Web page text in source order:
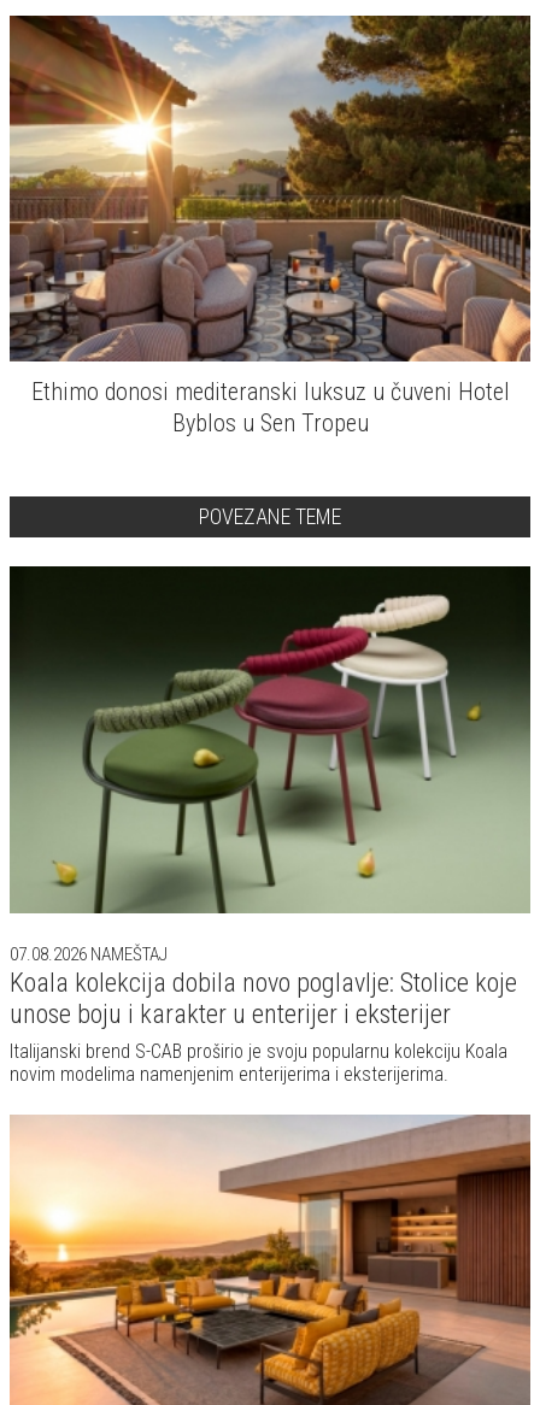
Ethimo donosi mediteranski luksuz u čuveni Hotel
Byblos u Sen Tropeu
POVEZANE TEME
07.08.2026 NAMEŠTAJ
Koala kolekcija dobila novo poglavlje: Stolice koje
unose boju i karakter u enterijer i eksterijer
Italijanski brend S-CAB proširio je svoju popularnu kolekciju Koala
novim modelima namenjenim enterijerima i eksterijerima.